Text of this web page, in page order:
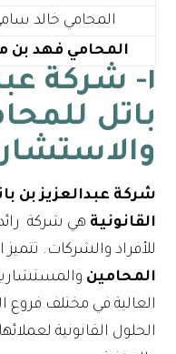
المحامي خالد
المحامي فهد بن
١- شركة
باتل
شركة عبدالعزيز بن
القانونية هي شركة
للأفراد والشركات.
المحامين
العالية في مختلف
الحلول القانونية